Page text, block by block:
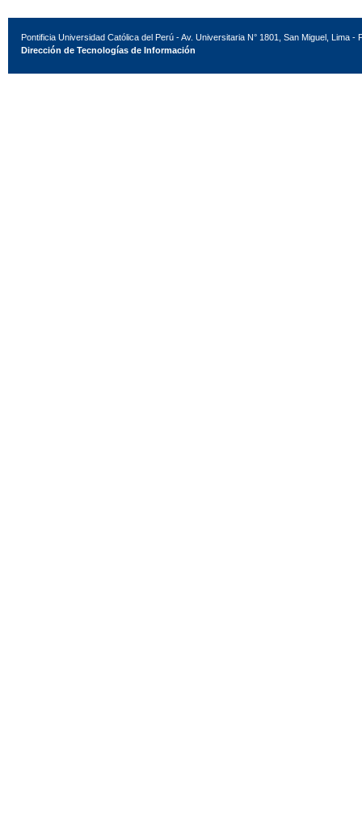
Pontificia Universidad Católica del Perú - Av. Universitaria N° 1801, San Miguel, Lima -
Dirección de Tecnologías de Información